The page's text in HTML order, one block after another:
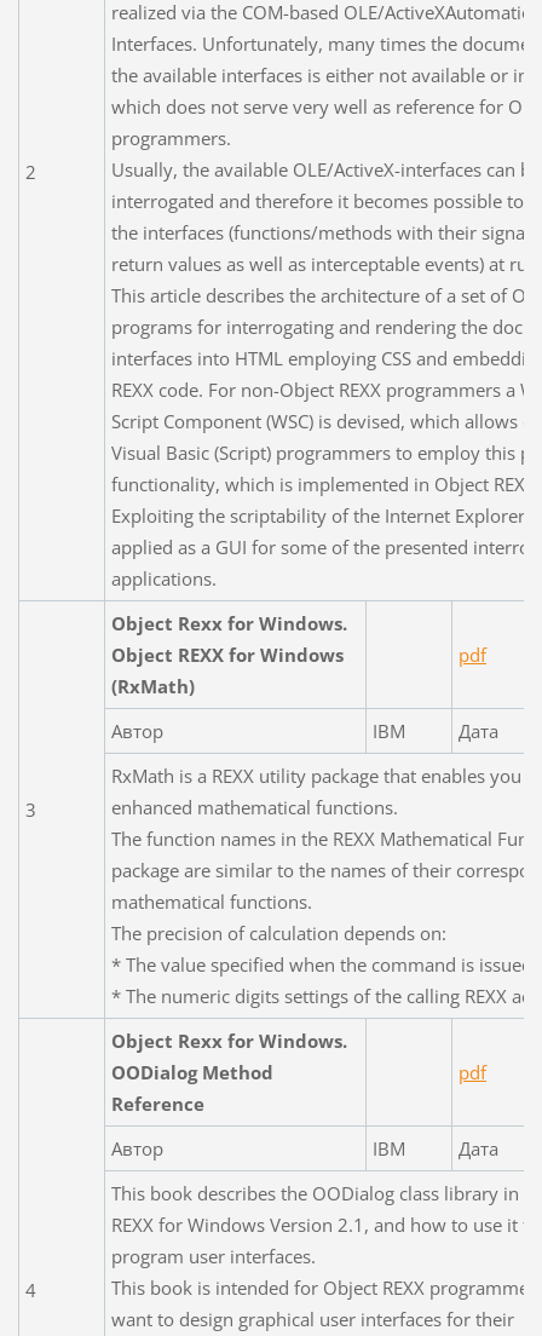
2
realized via the COM-based OLE/ActiveXAutomation
Interfaces. Unfortunately, many times the
the available interfaces is either not available or in
which does not serve very well as reference for
programmers.
Usually, the available OLE/ActiveX-interfaces can be
interrogated and therefore it becomes possible to
the interfaces (functions/methods with their
return values as well as interceptable events) at
This article describes the architecture of a set of
programs for interrogating and rendering the
interfaces into HTML employing CSS and
REXX code. For non-Object REXX programmers a
Script Component (WSC) is devised, which allows
Visual Basic (Script) programmers to employ this
functionality, which is implemented in Object REXX.
Exploiting the scriptability of the Internet Explorer
applied as a GUI for some of the presented
applications.
3
Object Rexx for Windows.
Object REXX for Windows
(RxMath)
pdf
Автор IBM
Дата
RxMath is a REXX utility package that enables you
enhanced mathematical functions.
The function names in the REXX Mathematical
package are similar to the names of their
mathematical functions.
The precision of calculation depends on:
* The value specified when the command is issued
* The numeric digits settings of the calling REXX
4
Object Rexx for Windows.
OODialog Method
Reference
pdf
Автор IBM
Дата
This book describes the OODialog class library in
REXX for Windows Version 2.1, and how to use it to
program user interfaces.
This book is intended for Object REXX
want to design graphical user interfaces for their